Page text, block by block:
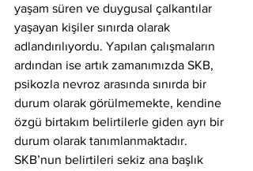
yaşam süren ve duygusal çalkantılar
yaşayan kişiler sınırda olarak
adlandırılıyordu. Yapılan çalışmaların
ardından ise artık zamanımızda SKB,
psikozla nevroz arasında sınırda bir
durum olarak görülmemekte, kendine
özgü birtakım belirtilerle giden ayrı bir
durum olarak tanımlanmaktadır.
SKB’nun belirtileri sekiz ana başlık